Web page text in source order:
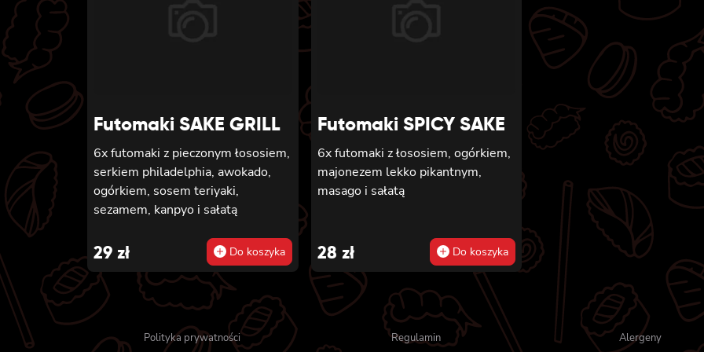
Futomaki SAKE GRILL
6x futomaki z pieczonym łososiem,
serkiem philadelphia, awokado,
ogórkiem, sosem teriyaki,
sezamem, kanpyo i sałatą
29 zł Do koszyka
Futomaki SPICY SAKE
6x futomaki z łososiem, ogórkiem,
majonezem lekko pikantnym,
masago i sałatą
28 zł Do koszyka
Polityka prywatności Regulamin Alergeny